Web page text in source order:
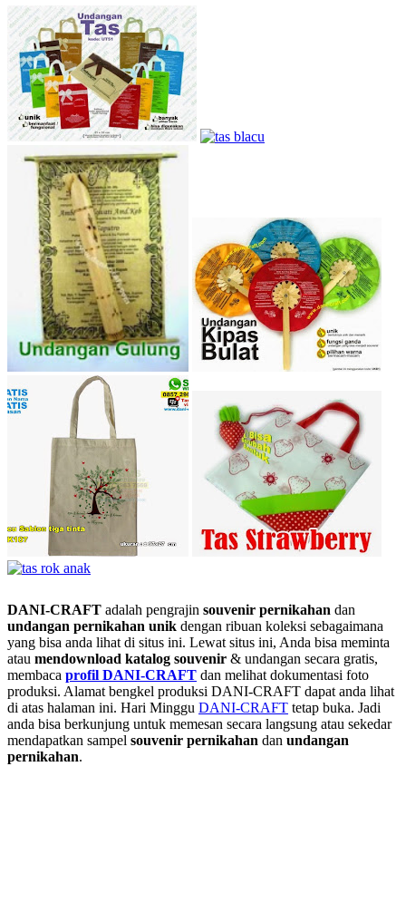
DANI-CRAFT adalah pengrajin souvenir pernikahan dan
undangan pernikahan unik dengan ribuan koleksi sebagaimana
yang bisa anda lihat di situs ini. Lewat situs ini, Anda bisa meminta
atau mendownload katalog souvenir & undangan secara gratis,
membaca profil DANI-CRAFT dan melihat dokumentasi foto
produksi. Alamat bengkel produksi DANI-CRAFT dapat anda lihat
di atas halaman ini. Hari Minggu DANI-CRAFT tetap buka. Jadi
anda bisa berkunjung untuk memesan secara langsung atau sekedar
mendapatkan sampel souvenir pernikahan dan undangan
pernikahan.